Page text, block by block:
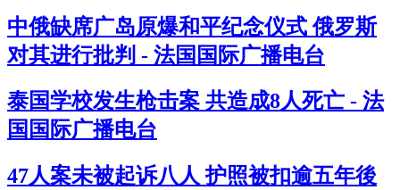
中俄缺席广岛原爆和平纪念仪式 俄罗斯
对其进行批判 - 法国国际广播电台
泰国学校发生枪击案 共造成8人死亡 - 法
国国际广播电台
47人案未被起诉八人 护照被扣逾五年後